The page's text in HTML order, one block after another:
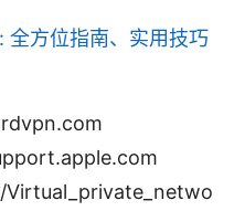
全方位指南、实用技巧